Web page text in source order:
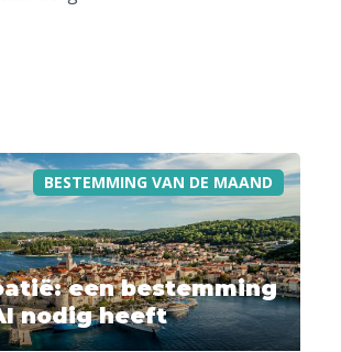
BESTEMMING VAN DE MAAND
een bestemming
nodig heeft